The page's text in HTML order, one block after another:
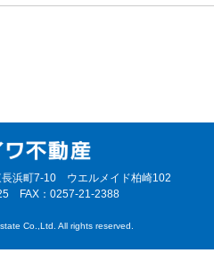
浜町7-10 ウエルメイド柏崎102
FAX：0257-21-2388
Co.,Ltd. All rights reserved.